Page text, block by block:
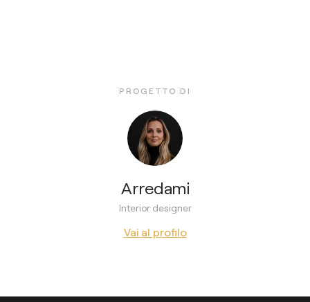
PROGETTO DI
Arredami
Interior designer
Vai al profilo